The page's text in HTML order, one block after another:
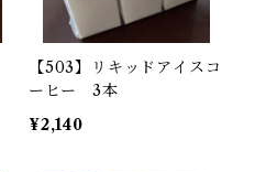
【503】リキッドアイスコ
ーヒー 3本
¥2,140